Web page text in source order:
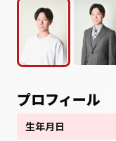
プロフィール
生年月日